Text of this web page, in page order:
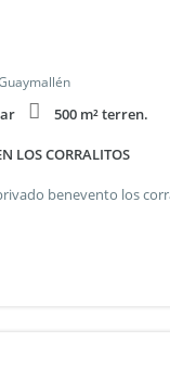
500 m² terren.
LOS CORRALITOS